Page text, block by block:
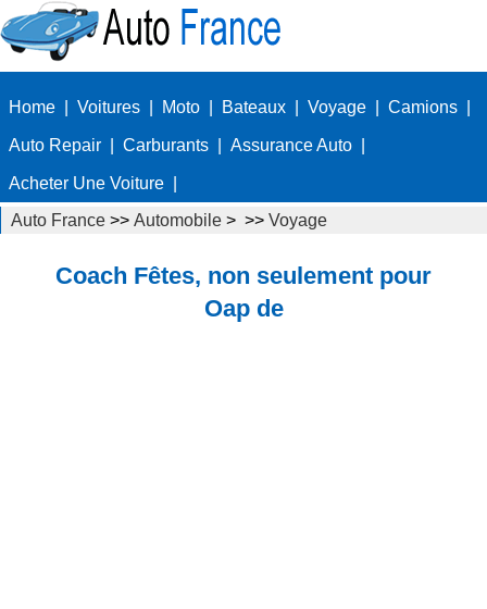
Home Voitures Moto Bateaux Voyage Camions
Auto Repair Carburants Assurance Auto
Acheter Une Voiture
Auto France >> Automobile > >> Voyage
Coach Fêtes, non seulement pour
Oap de